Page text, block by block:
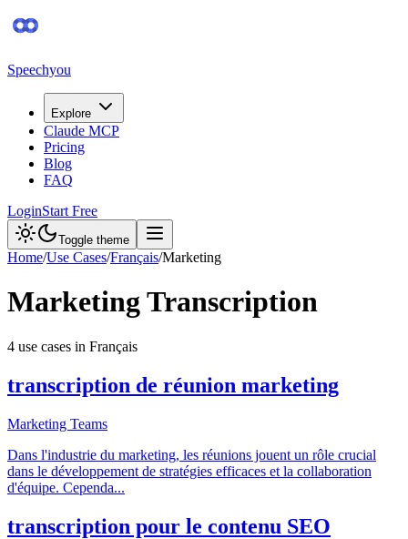
Speechyou
Explore
Claude MCP
Pricing
Blog
FAQ
LoginStart Free
Toggle theme
Home/Use Cases/Français/Marketing
MarketingTranscription
4 use cases in Français
transcription de réunion marketing
Marketing Teams
Dans l'industrie du marketing, les réunions jouent un rôle crucial
dans le développement de stratégies efficaces et la collaboration
d'équipe. Cependa...
transcription pour le contenu SEO